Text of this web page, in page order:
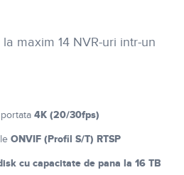
maxim 14 NVR-uri intr-un
4K (20/30fps)
ONVIF (Profil S/T) RTSP
cu capacitate de pana la 16 TB